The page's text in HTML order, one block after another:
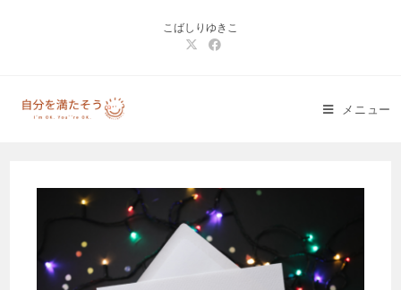
こばしりゆきこ
メニュー